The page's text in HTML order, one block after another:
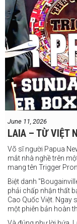
June 11, 2026
LAIA – TỪ VIỆT
Võ sĩ người Papua
mắt nhà nghề trên
mang tên Trigger
Biệt danh
phải chấp nhận thất
Cao Quốc Việt. Ngay
một phiên bản hoàn